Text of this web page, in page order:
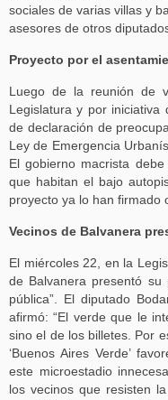
sociales de varias villas y
asesores de otros
Proyecto por el
Luego de la reunión de
Legislatura y por
de declaración de
Ley de Emergencia
El gobierno macrista
que habitan el bajo
proyecto ya lo han firmado
Vecinos de Balvanera
El miércoles 22, en la
de Balvanera presentó
pública”. El diputado
afirmó: “El verde que le
sino el de los billetes. Por
‘Buenos Aires Verde’
este microestadio
los vecinos que resisten